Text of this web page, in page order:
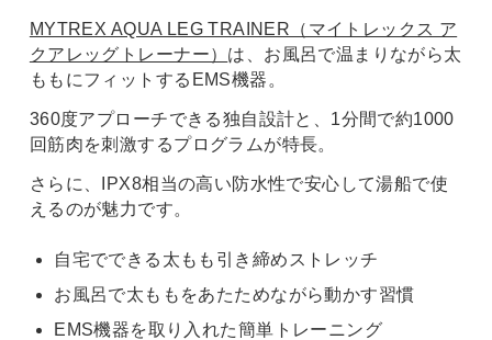
MYTREX AQUA LEG TRAINER（マイトレックス ア
クアレッグトレーナー） は、お風呂で温まりながら太
ももにフィットするEMS機器。
360度アプローチできる独自設計と、1分間で約1000
回筋肉を刺激するプログラムが特長。
さらに、IPX8相当の高い防水性で安心して湯船で使
えるのが魅力です。
自宅でできる太もも引き締めストレッチ
お風呂で太ももをあたためながら動かす習慣
EMS機器を取り入れた簡単トレーニング